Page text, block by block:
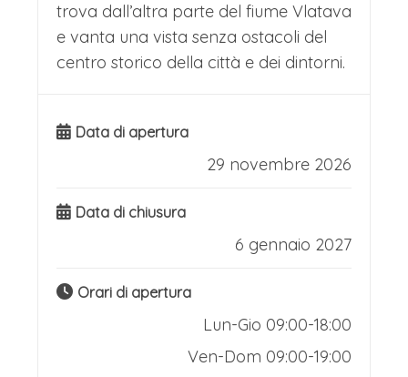
trova dall’altra parte del fiume Vlatava
e vanta una vista senza ostacoli del
centro storico della città e dei dintorni.
Data di apertura
29 novembre 2026
Data di chiusura
6 gennaio 2027
Orari di apertura
Lun-Gio 09:00-18:00
Ven-Dom 09:00-19:00